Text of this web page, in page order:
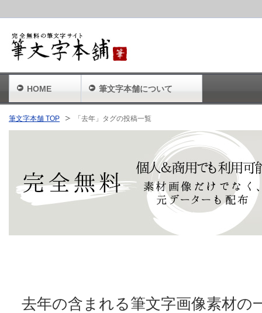
筆文字本舗 TOP 「去年」タグの投稿一覧
去年の含まれる筆文字画像素材の
HOME 筆文字本舗について